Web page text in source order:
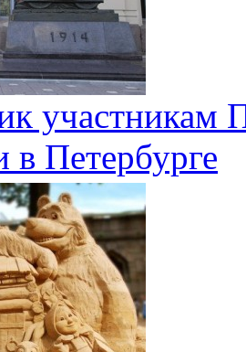
участникам
в Петербурге